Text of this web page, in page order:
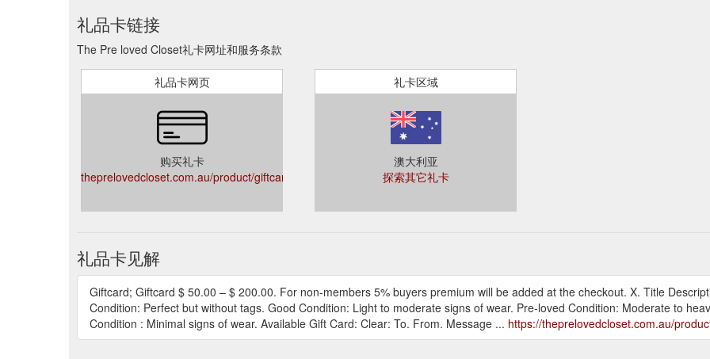
礼品卡链接
The Pre loved Closet礼卡网址和服务条款
礼品卡网页
购买礼卡
theprelovedcloset.com.au/product/giftcard/
礼卡区域
澳大利亚
探索其它礼卡
礼品卡见解
Giftcard; Giftcard $ 50.00 – $ 200.00. For non-members 5% buyers premium will be added at the checkout. X. Title
Condition: Perfect but without tags. Good Condition: Light to moderate signs of wear. Pre-loved Condition: Moderate to
Condition : Minimal signs of wear. Available Gift Card: Clear: To. From. Message ... https://theprelovedcloset.com.au/